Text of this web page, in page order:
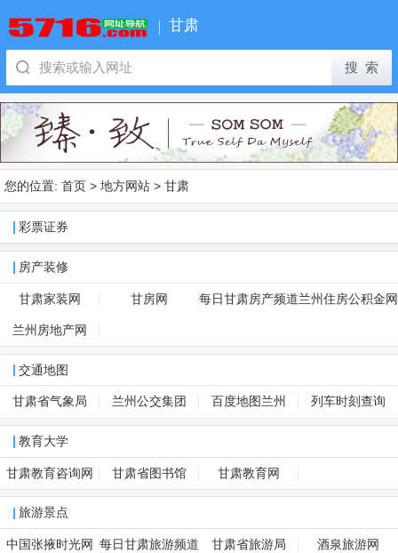
甘肃
您的位置: 首页 > 地方网站 > 甘肃
彩票证券
房产装修
甘肃家装网 甘房网 每日甘肃房产频道兰州住房公积金网
兰州房地产网
交通地图
甘肃省气象局 兰州公交集团 百度地图兰州 列车时刻查询
教育大学
甘肃教育咨询网 甘肃省图书馆 甘肃教育网
旅游景点
中国张掖时光网 每日甘肃旅游频道 甘肃省旅游局 酒泉旅游网